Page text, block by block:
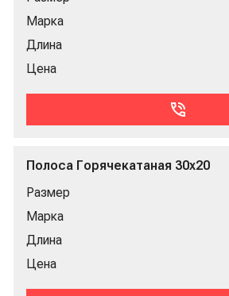
Марка
Длина
Цена
Полоса Горячекатаная 30x20
Размер
Марка
Длина
Цена